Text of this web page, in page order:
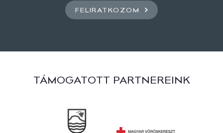
FELIRATKOZOM
TÁMOGATOTT PARTNEREINK